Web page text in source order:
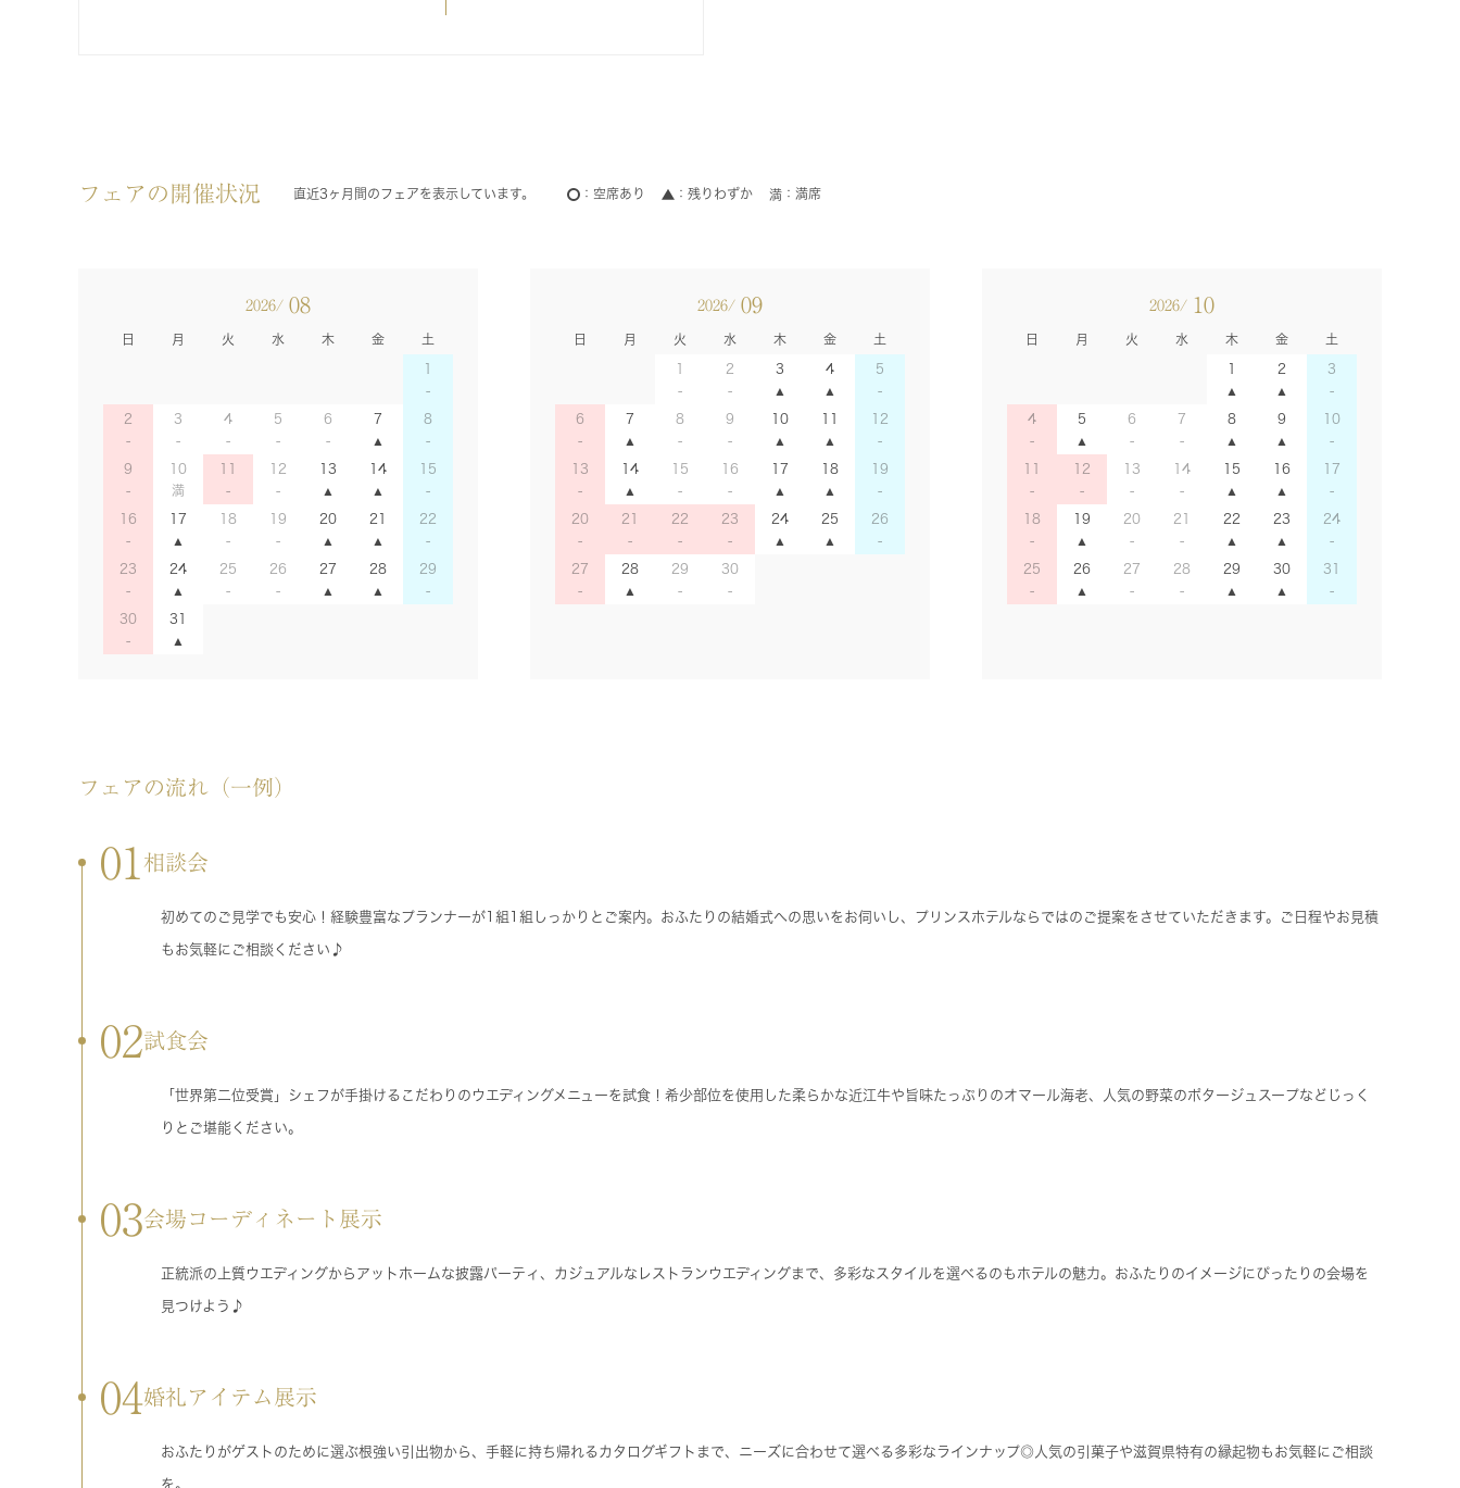
フェアの開催状況 直近3ヶ月間のフェアを表示しています。 空席あり 残りわずか 満席
2026/ 08
日 月 火 水 木 金 土
1
2 3 4 5 6 7 8
9 10 11 12 13 14 15
16 17 18 19 20 21 22
23 24 25 26 27 28 29
30 31
2026/ 09
日 月 火 水 木 金 土
1 2 3 4 5
6 7 8 9 10 11 12
13 14 15 16 17 18 19
20 21 22 23 24 25 26
27 28 29 30
2026/ 10
日 月 火 水 木 金 土
1 2 3
4 5 6 7 8 9 10
11 12 13 14 15 16 17
18 19 20 21 22 23 24
25 26 27 28 29 30 31
フェアの流れ（一例）
01 相談会
初めてのご見学でも安心！経験豊富なプランナーが1組1組しっかりとご案内。おふたりの結婚式への思いをお伺いし、プリンスホテルならではのご提案をさせていただきます。ご日程やお見積
もお気軽にご相談ください♪
02試食会
「世界第二位受賞」シェフが手掛けるこだわりのウエディングメニューを試食！希少部位を使用した柔らかな近江牛や旨味たっぷりのオマール海老、人気の野菜のポタージュスープなどじっく
りとご堪能ください。
03会場コーディネート展示
正統派の上質ウエディングからアットホームな披露パーティ、カジュアルなレストランウエディングまで、多彩なスタイルを選べるのもホテルの魅力。おふたりのイメージにぴったりの会場を
見つけよう♪
04婚礼アイテム展示
おふたりがゲストのために選ぶ根強い引出物から、手軽に持ち帰れるカタログギフトまで、ニーズに合わせて選べる多彩なラインナップ◎人気の引菓子や滋賀県特有の縁起物もお気軽にご相談
を。